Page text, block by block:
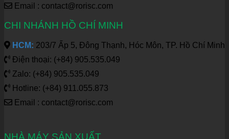
Email : contact@rorisc.com
CHI NHÁNH HỒ CHÍ MINH
HCM: 203/7 Ấp 5, Đông Thạnh, Hóc Môn, TP. Hồ Chí Minh
Điện thoại: (+84) 905.535.049
Zalo: (+84) 905.535.049
Hotline: (+84) 911.055.873
Email : contact@rorisc.com
NHÀ MÁY SẢN XUẤT